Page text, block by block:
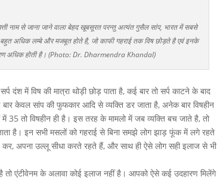
नाम से जाना जाने वाला बेहद खूबसूरत परन्तु अत्यंत गुसैल सांप, भारत में सबसे
अधिक लम्बे और मजबूत होते है, जो काफी गहराई तक विष छोड़ते है एवं इनके
अधिक होती है। (Photo: Dr. Dharmendra Khandal)
में विष की मात्रा थोड़ी छोड़ पाता है, कई बार तो सर्प काटने के बाद
केवल सांप की फुफकार आदि से व्यक्ति डर जाता है, अनेक बार विषहीन
में 35 तो विषहीन ही है। इस तरह के मामलो में जब व्यक्ति बच जाते है, तो
है। इन सभी मसलों को गहराई से बिना समझे लोग झाड़ फूंक में लगे रहते
अपना उल्लू सीधा करते रहते हैं, और साथ ही ऐसे लोग सही इलाज से भी
तो एंटीवेनम के अलावा कोई इलाज नहीं है। आपको ऐसे कई उदहारण मिलेंगे